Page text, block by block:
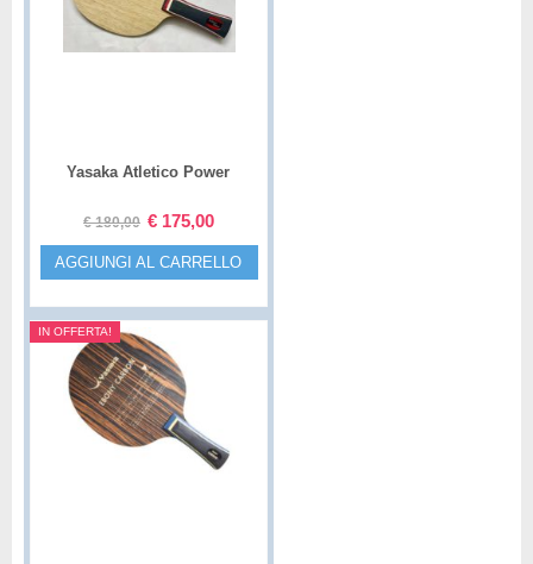
Yasaka Atletico Power
€180,00 € 175,00
AGGIUNGI AL CARRELLO
IN OFFERTA!